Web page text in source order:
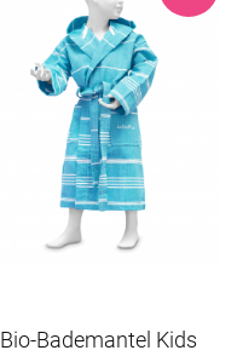
Bio-Bademantel Kids